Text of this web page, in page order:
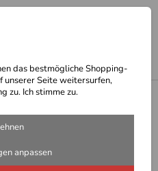
das bestmögliche Shopping-
unserer Seite weitersurfen,
zu. Ich stimme zu.
anpassen